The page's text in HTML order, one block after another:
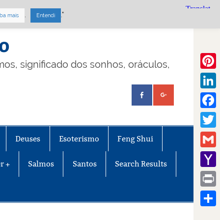
significado dos sonhos, oráculos,
Deuses Esoterismo Feng Shui
+ Salmos Santos Search Results
Gmail
Mail
Print
mais . Entendi ."